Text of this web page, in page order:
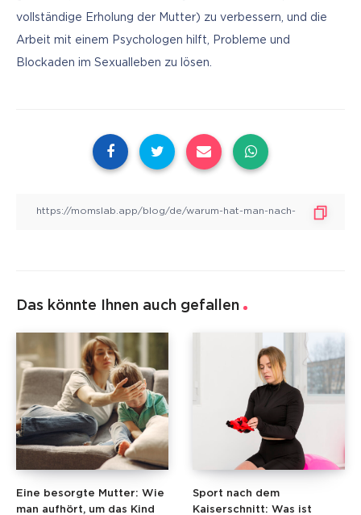
vollständige Erholung der Mutter) zu verbessern, und die
Arbeit mit einem Psychologen hilft, Probleme und
Blockaden im Sexualleben zu lösen.
Das könnte Ihnen auch gefallen
Eine besorgte Mutter: Wie
man aufhört, um das Kind
Sport nach dem
Kaiserschnitt: Was ist